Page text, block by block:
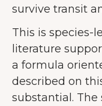
survive transit
This is species-
literature
a formula
described on
substantial. The